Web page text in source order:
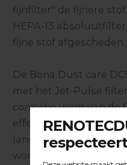
fijnfilter'' de fijnere
HEPA-13
fijne stof afgescheden.
De Bona Dust care
met het Jet-Pulse
conische vorm van de
effectieve
lange filterstandtijd.
wordt verzameld in